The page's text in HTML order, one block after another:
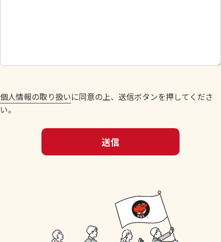
だ
い
。
個人情報の取り扱いに同意の上、送信ボタンを押してくださ
い。